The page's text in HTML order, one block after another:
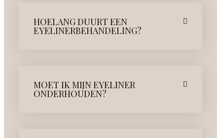
HOELANG DUURT EEN
EYELINERBEHANDELING?
MOET IK MIJN EYELINER
ONDERHOUDEN?